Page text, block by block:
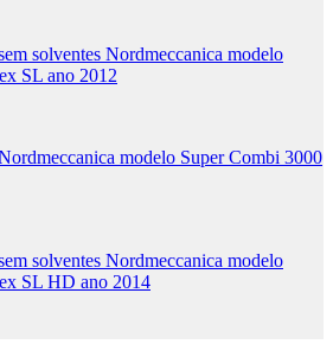
solventes Nordmeccanica modelo
SL ano 2012
modelo Super Combi 3000
solventes Nordmeccanica modelo
SL HD ano 2014